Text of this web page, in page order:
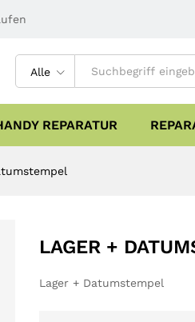
Alle
REPARATUR
LAGER +
Lager + Datumstempel